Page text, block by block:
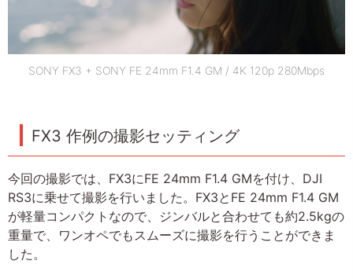
SONY FX3 + SONY FE 24mm F1.4 GM / 4K 120p 280Mbps
FX3 作例の撮影セッティング
今回の撮影では、FX3にFE 24mm F1.4 GMを付け、DJI
RS3に乗せて撮影を行いました。FX3とFE 24mm F1.4 GM
が軽量コンパクトなので、ジンバルと合わせても約2.5kgの
重量で、ワンオペでもスムーズに撮影を行うことができま
した。